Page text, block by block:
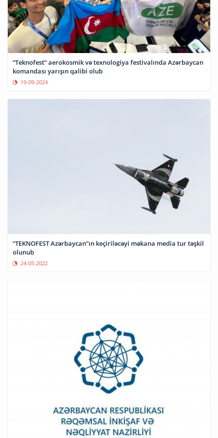
“Teknofest” aerokosmik və texnologiya festivalında Azərbaycan
komandası yarışın qalibi olub
19-09-2024
“TEKNOFEST Azərbaycan”ın keçiriləcəyi məkana media tur təşkil
olunub
24-05-2022